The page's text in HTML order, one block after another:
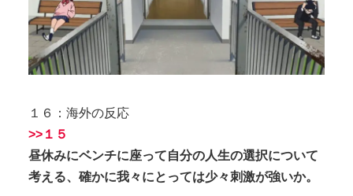
１６：海外の反応
>>１５
昼休みにベンチに座って自分の人生の選択について
考える、確かに我々にとっては少々刺激が強いか。